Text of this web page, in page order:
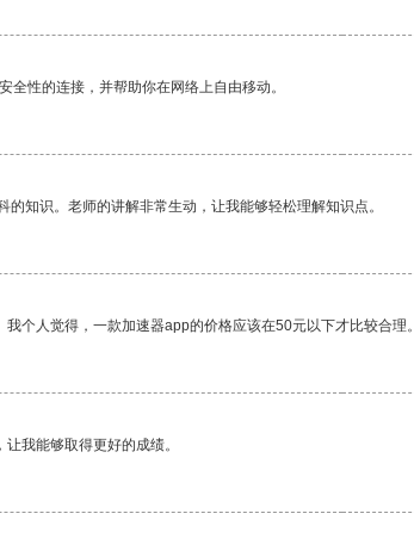
性的连接，并帮助你在网络上自由移动。
知识。老师的讲解非常生动，让我能够轻松理解知识点。
个人觉得，一款加速器app的价格应该在50元以下才比较合理。
我能够取得更好的成绩。